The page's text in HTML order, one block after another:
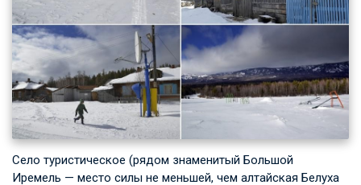
Село туристическое (рядом знаменитый Большой
Иремель — место силы не меньшей, чем алтайская Белуха